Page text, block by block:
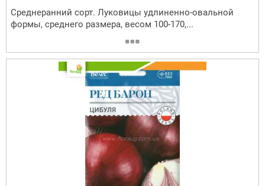
Среднеранний сорт. Луковицы удлиненно-овальной
формы, среднего размера, весом 100-170,...